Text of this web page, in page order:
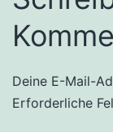
Deine E-Mail-
Erforderliche